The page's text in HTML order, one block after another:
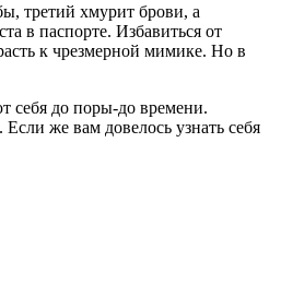
третий хмурит брови, а
в паспорте. Избавиться от
к чрезмерной мимике. Но в
себя до поры-до времени.
же вам довелось узнать себя